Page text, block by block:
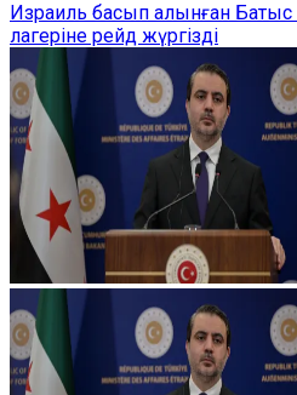
Израиль басып алынған
лагеріне рейд жүргізді